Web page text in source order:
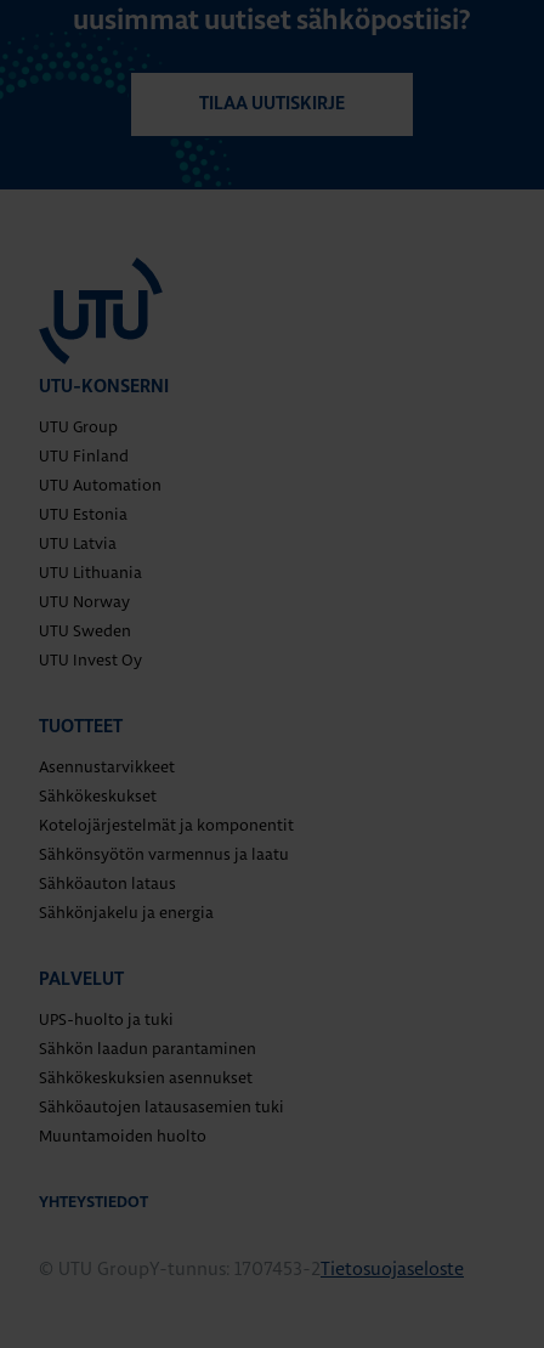
uusimmat uutiset sähköpostiisi?
TILAA UUTISKIRJE
UTU-KONSERNI
UTU Group
UTU Finland
UTU Automation
UTU Estonia
UTU Latvia
UTU Lithuania
UTU Norway
UTU Sweden
UTU Invest Oy
TUOTTEET
Asennustarvikkeet
Sähkökeskukset
Kotelojärjestelmät ja komponentit
Sähkönsyötön varmennus ja laatu
Sähköauton lataus
Sähkönjakelu ja energia
PALVELUT
UPS-huolto ja tuki
Sähkön laadun parantaminen
Sähkökeskuksien asennukset
Sähköautojen latausasemien tuki
Muuntamoiden huolto
YHTEYSTIEDOT
© UTU GroupY-tunnus: 1707453-2Tietosuojaseloste